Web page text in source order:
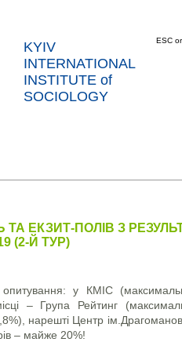
KYIV
INTERNATIONAL
INSTITUTE of
SOCIOLOGY
ESC
ЕКЗИТ-ПОЛІВ З
(2-Й ТУР)
у КМІС
– Група Рейтинг
нарешті Центр
– майже 20%!